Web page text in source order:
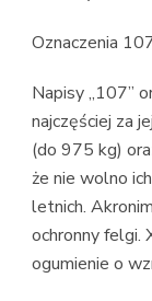
Oznaczenia
Napisy „107”
najczęściej za
(do 975 kg)
że nie wolno
letnich.
ochronny felgi.
ogumienie o